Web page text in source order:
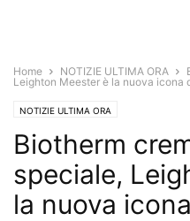
Home NOTIZIE ULTIMA ORA
Leighton Meester è la nuova icona
NOTIZIE ULTIMA ORA
Biotherm
speciale,
la nuova